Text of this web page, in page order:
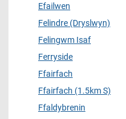
Efailwen
Felindre (Dryslwyn)
Felingwm Isaf
Ferryside
Ffairfach
Ffairfach (1.5km S)
Ffaldybrenin